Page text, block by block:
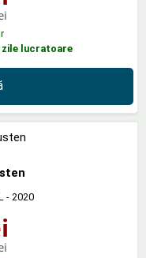
lucratoare
- 2020